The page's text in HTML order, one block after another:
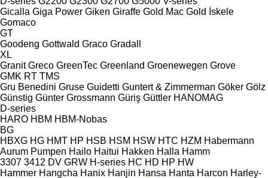
Gicalla Giga Power Giken Giraffe Gold Mac Gold İskele
Gomaco
GT
Goodeng Gottwald Graco Gradall
XL
Granit Greco GreenTec Greenland Groenewegen Grove
GMK RT TMS
Gru Benedini Gruse Guidetti Guntert & Zimmerman Göker Gölz
Günstig Günter Grossmann Güriş Güttler HANOMAG
D-series
HARO HBM HBM-Nobas
BG
HBXG HG HMT HP HSB HSM HSW HTC HZM Habermann
Aurum Pumpen Hailo Haitui Hakken Halla Hamm
3307 3412 DV GRW H-series HC HD HP HW
Hammer Hangcha Hanix Hanjin Hansa Hanta Harcon Harley-